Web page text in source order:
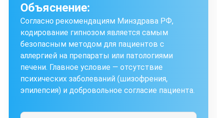
Объяснение:
Согласно рекомендациям Минздрава РФ,
кодирование гипнозом является самым
безопасным методом для пациентов с
аллергией на препараты или патологиями
печени. Главное условие — отсутствие
психических заболеваний (шизофрения,
эпилепсия) и добровольное согласие пациента.